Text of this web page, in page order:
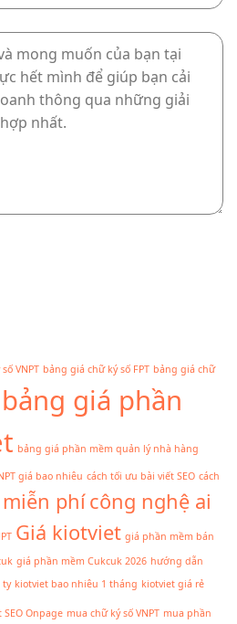
VNPT bảng giá chữ ký số FPT bảng giá chữ
bảng giá phần
bảng giá phần mềm quản lý nhà hàng
giá bao nhiêu cách tối ưu bài viết SEO cách
phícông nghệ ai
Giá kiotviet giá phần mềm bán
giá phần mềm Cukcuk 2026 hướng dẫn
ty kiotviet bao nhiêu 1 tháng kiotviet giá rẻ
SEO Onpage mua chữ ký số VNPT mua phần